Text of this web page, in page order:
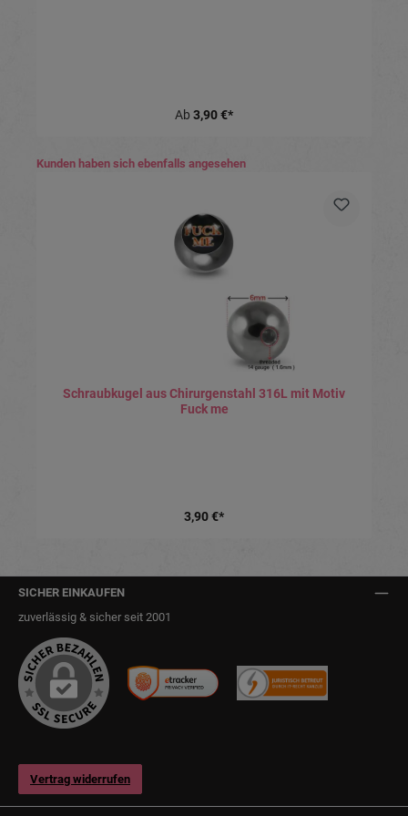
Ab 3,90 €*
Produktgalerie überspringen
Kunden haben sich ebenfalls angesehen
Schraubkugel aus Chirurgenstahl 316L mit Motiv
Fuck me
3,90 €*
SICHER EINKAUFEN
zuverlässig & sicher seit 2001
Vertrag widerrufen